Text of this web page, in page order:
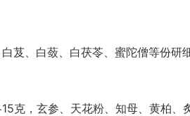
、白蔹、白茯苓、蜜陀僧等份研
，玄参、天花粉、知母、黄柏、